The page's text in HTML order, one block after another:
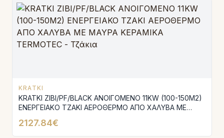
KRATKI
KRATKI ZIBI/PF/BLACK ΑΝΟΙΓΟΜΕΝΟ 11KW (100-150M2)
ΕΝΕΡΓΕΙΑΚΟ ΤΖΑΚΙ ΑΕΡΟΘΕΡΜΟ ΑΠΟ ΧΑΛΥΒΑ ΜΕ
2127.84€